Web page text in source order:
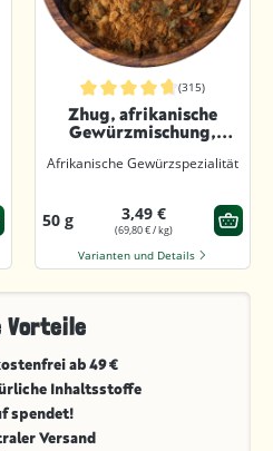
4.8 von 5 SternenDurchschnittliche Bewertung von
(315)
Zhug, afrikanische
Gewürzmischung,
Afrikanische Gewürzspezialität
50 g 3,49 €
(69,80 € / kg)
Varianten und Details
Vorteile
ab 49 €
Inhaltsstoffe
spendet!
Versand